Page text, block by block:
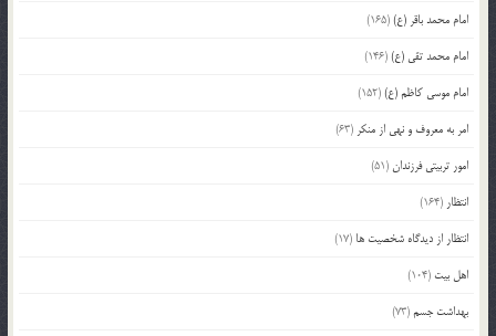
امام محمد باقر (ع)(165)
امام محمد تقی (ع)(146)
امام موسی کاظم (ع)(152)
امر به معروف و نهی از منکر (63)
امور تربیتی فرزندان(51)
انتظار (164)
انتظار از دیدگاه شخصیت ها (17)
اهل بیت (104)
بهداشت جسم(73)